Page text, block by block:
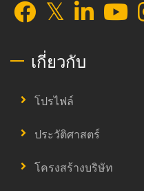
เกี่ยวกับ
โปรไฟล์
ประวัติศาสตร์
โครงสร้างบริษัท